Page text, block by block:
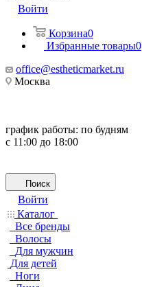
Войти
Корзина0
Избранные товары0
office@estheticmarket.ru
Москва
график работы: по будням
с 11:00 до 18:00
Поиск
Войти
Каталог
Все бренды
Волосы
Для мужчин
Для детей
Ноги